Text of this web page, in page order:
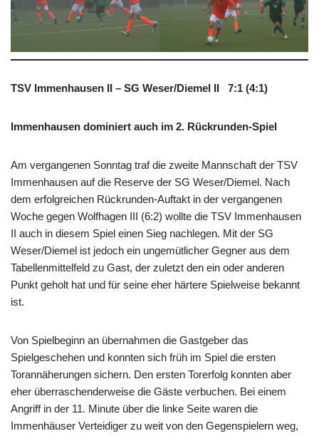
TSV Immenhausen II – SG Weser/Diemel II 7:1 (4:1)
Immenhausen dominiert auch im 2. Rückrunden-Spiel
Am vergangenen Sonntag traf die zweite Mannschaft der TSV
Immenhausen auf die Reserve der SG Weser/Diemel. Nach
dem erfolgreichen Rückrunden-Auftakt in der vergangenen
Woche gegen Wolfhagen III (6:2) wollte die TSV Immenhausen
II auch in diesem Spiel einen Sieg nachlegen. Mit der SG
Weser/Diemel ist jedoch ein ungemütlicher Gegner aus dem
Tabellenmittelfeld zu Gast, der zuletzt den ein oder anderen
Punkt geholt hat und für seine eher härtere Spielweise bekannt
ist.
Von Spielbeginn an übernahmen die Gastgeber das
Spielgeschehen und konnten sich früh im Spiel die ersten
Torannäherungen sichern. Den ersten Torerfolg konnten aber
eher überraschenderweise die Gäste verbuchen. Bei einem
Angriff in der 11. Minute über die linke Seite waren die
Immenhäuser Verteidiger zu weit von den Gegenspielern weg,